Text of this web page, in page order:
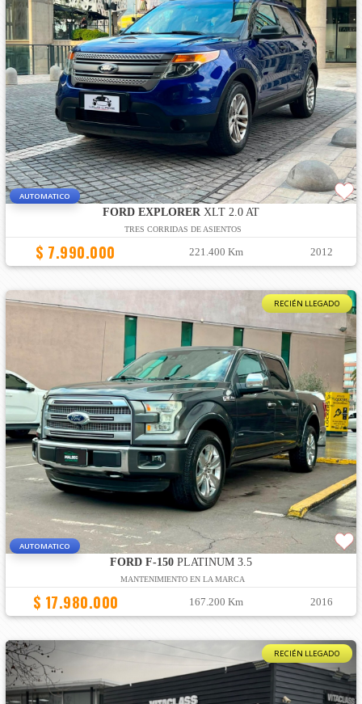
AUTOMATICO
FORD EXPLORERXLT 2.0 AT
TRES CORRIDAS DE ASIENTOS
$ 7.990.000 221.400 Km 2012
RECIÉN LLEGADO
AUTOMATICO
FORD F-150PLATINUM 3.5
MANTENIMIENTO EN LA MARCA
$ 17.980.000 167.200 Km 2016
RECIÉN LLEGADO